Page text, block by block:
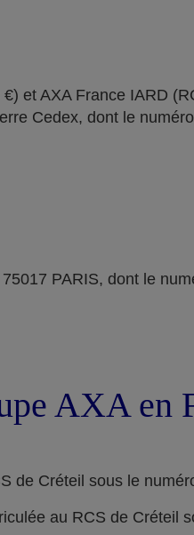
et AXA France IARD
Cedex, dont le
PARIS, dont le
AXA en
de Créteil sous le
au RCS de Créteil